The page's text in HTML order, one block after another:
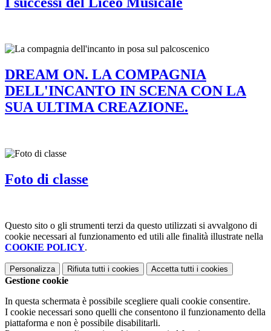
DREAM ON. LA COMPAGNIA
DELL'INCANTO IN SCENA CON LA
SUA ULTIMA CREAZIONE.
Foto di classe
Questo sito o gli strumenti terzi da questo utilizzati si avvalgono di
cookie necessari al funzionamento ed utili alle finalità illustrate nella
COOKIE POLICY.
Personalizza Rifiuta tutti i cookies Accetta tutti i cookies
Gestione cookie
In questa schermata è possibile scegliere quali cookie consentire.
I cookie necessari sono quelli che consentono il funzionamento della
piattaforma e non è possibile disabilitarli.